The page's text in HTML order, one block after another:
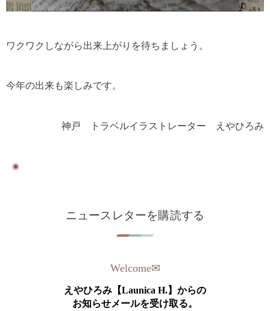
ワクワクしながら出来上がりを待ちましょう。
今年の出来も楽しみです。
神戸 トラベルイラストレーター えやひろみ
ニュースレターを購読する
Welcome✉︎
えやひろみ【Launica H.】からの
お知らせメールを受け取る。